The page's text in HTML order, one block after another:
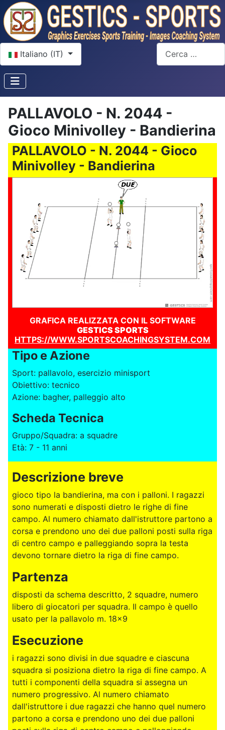
Seleziona la tua lingua
Italiano (IT)
Cerca
PALLAVOLO - N. 2044 -
Gioco Minivolley - Bandierina
PALLAVOLO - N. 2044 - Gioco
Minivolley - Bandierina
GRAFICA REALIZZATA CON IL SOFTWARE
GESTICS SPORTS
HTTPS://WWW.SPORTSCOACHINGSYSTEM.COM
Tipo e Azione
Sport: pallavolo, esercizio minisport
Obiettivo: tecnico
Azione: bagher, palleggio alto
Scheda Tecnica
Gruppo/Squadra: a squadre
Età: 7 - 11 anni
Descrizione breve
gioco tipo la bandierina, ma con i palloni. I ragazzi
sono numerati e disposti dietro le righe di fine
campo. Al numero chiamato dall'istruttore partono a
corsa e prendono uno dei due palloni posti sulla riga
di centro campo e palleggiando sopra la testa
devono tornare dietro la riga di fine campo.
Partenza
disposti da schema descritto, 2 squadre, numero
libero di giocatori per squadra. Il campo è quello
usato per la pallavolo m. 18x9
Esecuzione
i ragazzi sono divisi in due squadre e ciascuna
squadra si posiziona dietro la riga di fine campo. A
tutti i componenti della squadra si assegna un
numero progressivo. Al numero chiamato
dall'istruttore i due ragazzi che hanno quel numero
partono a corsa e prendono uno dei due palloni